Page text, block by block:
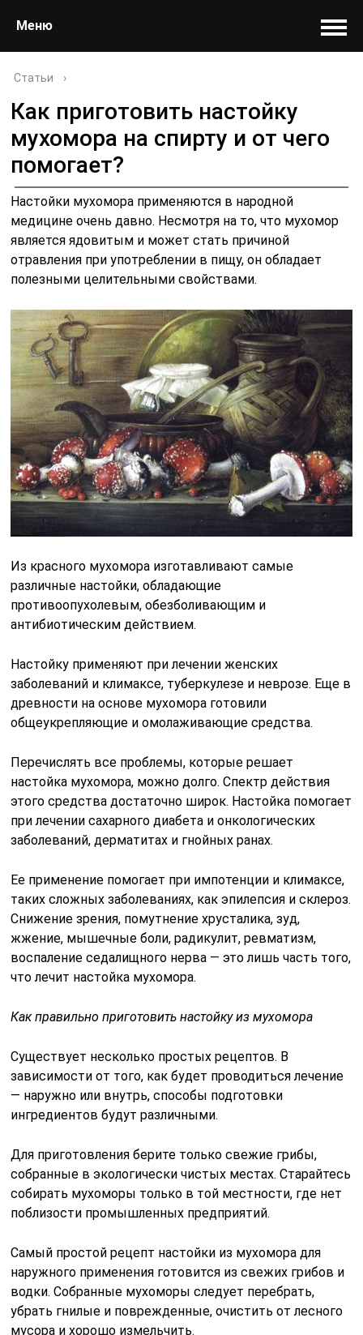
Меню
Статьи ›
Как приготовить настойку
мухомора на спирту и от чего
помогает?
Настойки мухомора применяются в народной
медицине очень давно. Несмотря на то, что мухомор
является ядовитым и может стать причиной
отравления при употреблении в пищу, он обладает
полезными целительными свойствами.
Из красного мухомора изготавливают самые
различные настойки, обладающие
противоопухолевым, обезболивающим и
антибиотическим действием.
Настойку применяют при лечении женских
заболеваний и климаксе, туберкулезе и неврозе. Еще в
древности на основе мухомора готовили
общеукрепляющие и омолаживающие средства.
Перечислять все проблемы, которые решает
настойка мухомора, можно долго. Спектр действия
этого средства достаточно широк. Настойка помогает
при лечении сахарного диабета и онкологических
заболеваний, дерматитах и гнойных ранах.
Ее применение помогает при импотенции и климаксе,
таких сложных заболеваниях, как эпилепсия и склероз.
Снижение зрения, помутнение хрусталика, зуд,
жжение, мышечные боли, радикулит, ревматизм,
воспаление седалищного нерва — это лишь часть того,
что лечит настойка мухомора.
Как правильно приготовить настойку из мухомора
Существует несколько простых рецептов. В
зависимости от того, как будет проводиться лечение
— наружно или внутрь, способы подготовки
ингредиентов будут различными.
Для приготовления берите только свежие грибы,
собранные в экологически чистых местах. Старайтесь
собирать мухоморы только в той местности, где нет
поблизости промышленных предприятий.
Самый простой рецепт настойки из мухомора для
наружного применения готовится из свежих грибов и
водки. Собранные мухоморы следует перебрать,
убрать гнилые и поврежденные, очистить от лесного
мусора и хорошо измельчить.